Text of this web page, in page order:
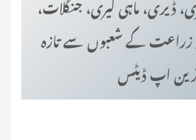
زراعت کے شعبوں سے تازہ
اپ ڈیٹس